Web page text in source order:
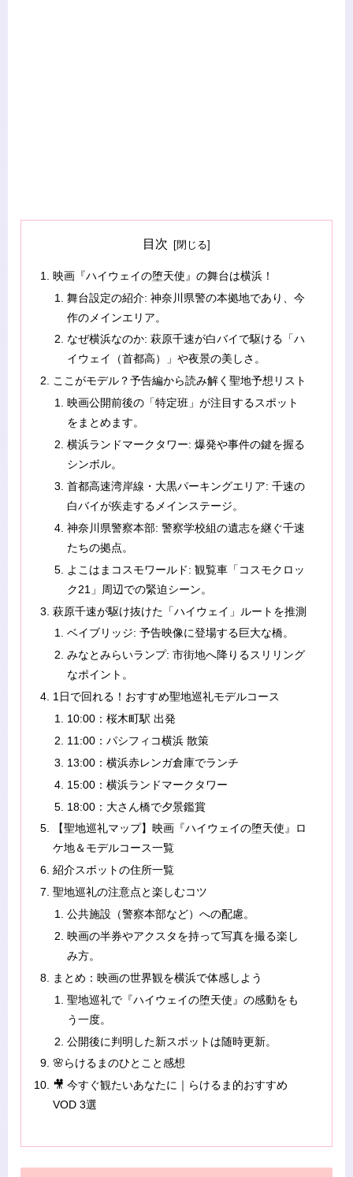
目次
映画『ハイウェイの堕天使』の舞台は横浜！
舞台設定の紹介: 神奈川県警の本拠地であり、今
作のメインエリア。
なぜ横浜なのか: 萩原千速が白バイで駆ける「ハ
イウェイ（首都高）」や夜景の美しさ。
ここがモデル？予告編から読み解く聖地予想リスト
映画公開前後の「特定班」が注目するスポット
をまとめます。
横浜ランドマークタワー: 爆発や事件の鍵を握る
シンボル。
首都高速湾岸線・大黒パーキングエリア: 千速の
白バイが疾走するメインステージ。
神奈川県警察本部: 警察学校組の遺志を継ぐ千速
たちの拠点。
よこはまコスモワールド: 観覧車「コスモクロッ
ク21」周辺での緊迫シーン。
萩原千速が駆け抜けた「ハイウェイ」ルートを推測
ベイブリッジ: 予告映像に登場する巨大な橋。
みなとみらいランプ: 市街地へ降りるスリリング
なポイント。
1日で回れる！おすすめ聖地巡礼モデルコース
10:00：桜木町駅 出発
11:00：パシフィコ横浜 散策
13:00：横浜赤レンガ倉庫でランチ
15:00：横浜ランドマークタワー
18:00：大さん橋で夕景鑑賞
【聖地巡礼マップ】映画『ハイウェイの堕天使』ロ
ケ地＆モデルコース一覧
紹介スポットの住所一覧
聖地巡礼の注意点と楽しむコツ
公共施設（警察本部など）への配慮。
映画の半券やアクスタを持って写真を撮る楽し
み方。
まとめ：映画の世界観を横浜で体感しよう
聖地巡礼で『ハイウェイの堕天使』の感動をも
う一度。
公開後に判明した新スポットは随時更新。
🌸らけるまのひとこと感想
🎥 今すぐ観たいあなたに｜らけるま的おすすめ
VOD 3選